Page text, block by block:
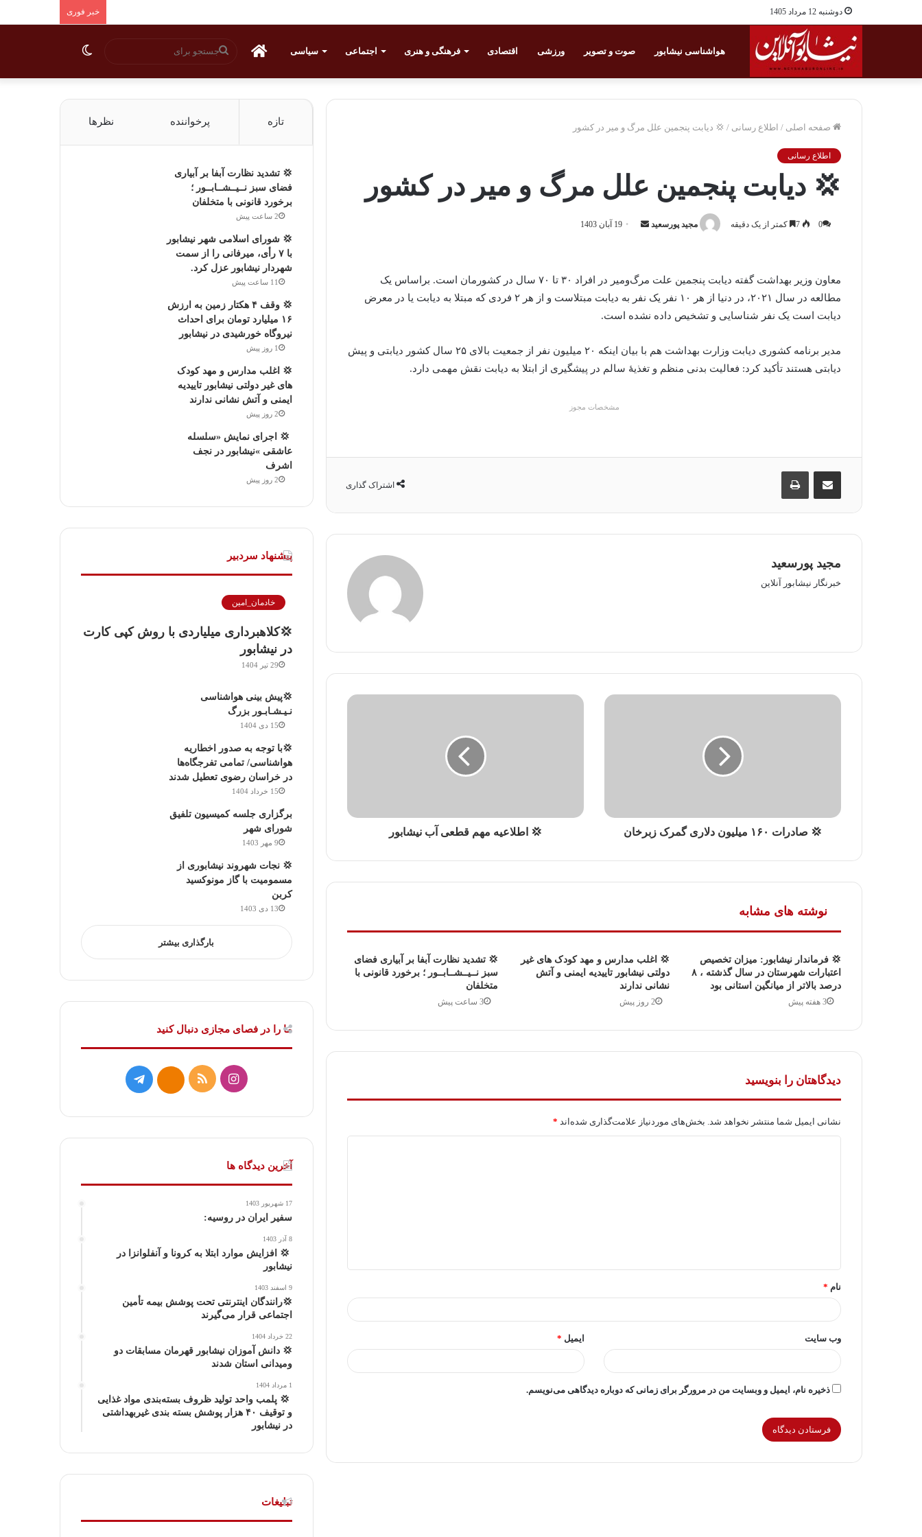
دوشنبه 12 مرداد 1405 خبر فوری
سیاسی اجتماعی فرهنگی و هنری اقتصادی ورزشی صوت و تصویر هواشناسی نیشابور جستجو
صفحه اصلی / اطلاع رسانی / 💢 دیابت پنجمین علل مرگ‌ و‌ میر در کشور
اطلاع رسانی
💢 دیابت پنجمین علل مرگ‌ و‌ میر در کشور
مجید پورسعید
ا
م
19 آبان 1403 0 کمتر از یک دقیقه
معاون وزیر بهداشت گفته دیابت پنجمین علت مرگ‌و‌میر در افراد ۳۰ تا ۷۰ سال در کشورمان است. براساس یک
مطالعه در سال ۲۰۲۱، در دنیا از هر ۱۰ نفر یک نفر به دیابت مبتلاست و از هر ۲ فردی که مبتلا به دیابت یا در معرض
دیابت است یک نفر شناسایی و تشخیص داده نشده است.
مدیر برنامه کشوری دیابت وزارت بهداشت هم با بیان اینکه ۲۰ میلیون نفر از جمعیت بالای ۲۵ سال کشور دیابتی و پیش
دیابتی هستند تأکید کرد: فعالیت بدنی منظم و تغذیهٔ سالم در پیشگیری از ابتلا به دیابت نقش مهمی دارد.
مشخصات مجوز
اشتراک گذاری
اشتراک گذاری از طریق ایمیل چاپ
مجید پورسعید
خبرنگار نیشابور آنلاین
💢 اطلاعیه مهم قطعی آب نیشابور 💢 صادرات ۱۶۰ میلیون دلاری گمرک زبرخان
نوشته های مشابه
💢 تشدید نظارت آبفا بر آبیاری فضای
سبز نــیــشــابــور ؛ برخورد قانونی با
متخلفان
3 ساعت پیش
💢 اغلب مدارس و مهد کودک های غیر
دولتی نیشابور تاییدیه ایمنی و آتش
نشانی ندارند
2 روز پیش
💢 فرماندار نیشابور: میزان تخصیص
اعتبارات شهرستان در سال گذشته ، ۸
درصد بالاتر از میانگین استانی بود
3 هفته پیش
دیدگاهتان را بنویسید
نشانی ایمیل شما منتشر نخواهد شد. بخش‌های موردنیاز علامت‌گذاری شده‌اند *
*
نام *
ایمیل * وب‌ سایت
ذخیره نام، ایمیل و وبسایت من در مرورگر برای زمانی که دوباره دیدگاهی می‌نویسم.
تازه پرخواننده نظرها
💢 تشدید نظارت آبفا بر آبیاری
فضای سبز نــیــشــابــور ؛
برخورد قانونی با متخلفان
2 ساعت پیش
💢 شورای اسلامی شهر نیشابور
با ۷ رأی، میرفانی را از سمت
شهردار نیشابور عزل کرد.
11 ساعت پیش
💢 وقف ۴ هکتار زمین به ارزش
۱۶ میلیارد تومان برای احداث
نیروگاه خورشیدی در نیشابور
1 روز پیش
💢 اغلب مدارس و مهد کودک
های غیر دولتی نیشابور تاییدیه
ایمنی و آتش نشانی ندارند
2 روز پیش
‍ 💢 اجرای نمایش «سلسله
عاشقی »نیشابور در نجف
اشرف
2 روز پیش
پیشنهاد سردبیر
خادمان_امین
💢کلاهبرداری میلیاردی با روش کپی کارت
در نیشابور
29 تیر 1404
💢پیش بینی هواشناسی
نـیـشـابـور بزرگ
15 دی 1404
💢با توجه به صدور اخطاریه
هواشناسی/ تمامی تفرجگاه‌ها
در خراسان رضوی تعطیل شدند
15 خرداد 1404
برگزاری جلسه کمیسیون تلفیق
شورای شهر
9 مهر 1403
💢 نجات شهروند نیشابوری از
مسمومیت با گاز مونوکسید
کربن
13 دی 1403
بارگذاری بیشتر
ما را در فصای مجازی دنبال کنید
ا
س
ت
ا
ا
خ
ک
ت
گ
ا
آخرین دیدگاه ها
17 شهریور 1403
سفیر ایران در روسیه:
8 آذر 1403
‍ 💢 افزایش موارد ابتلا به کرونا و آنفلوانزا در
نیشابور
9 اسفند 1403
💢رانندگان اینترنتی تحت پوشش بیمه تأمین
اجتماعی قرار می‌گیرند
22 خرداد 1404
💢 دانش آموزان نیشابور قهرمان مسابقات دو
ومیدانی استان شدند
1 مرداد 1404
‍ 💢 پلمب واحد تولید ظروف بسته‌بندی مواد غذایی
و توقیف ۴۰ هزار پوشش بسته بندی غیربهداشتی
در نیشابور
تبلیغات